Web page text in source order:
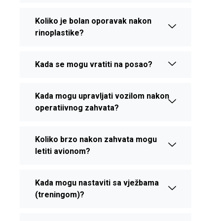
Koliko je bolan oporavak nakon
rinoplastike?
Kada se mogu vratiti na posao?
Kada mogu upravljati vozilom nakon
operatiivnog zahvata?
Koliko brzo nakon zahvata mogu
letiti avionom?
Kada mogu nastaviti sa vježbama
(treningom)?